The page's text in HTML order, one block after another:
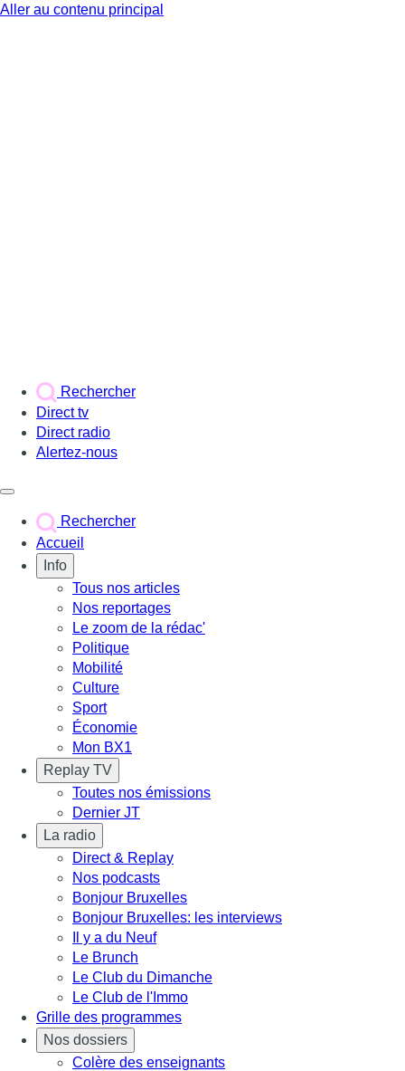
Aller au contenu principal
Rechercher
Direct tv
Direct radio
Alertez-nous
Rechercher
Accueil
Info
Tous nos articles
Nos reportages
Le zoom de la rédac'
Politique
Mobilité
Culture
Sport
Économie
Mon BX1
Replay TV
Toutes nos émissions
Dernier JT
La radio
Direct & Replay
Nos podcasts
Bonjour Bruxelles
Bonjour Bruxelles: les interviews
Il y a du Neuf
Le Brunch
Le Club du Dimanche
Le Club de l'Immo
Grille des programmes
Nos dossiers
Colère des enseignants